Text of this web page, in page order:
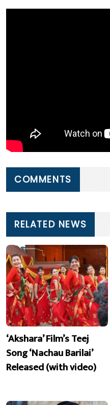
COMMENTS
RELATED NEWS
‘Akshara’ Film’s Teej
Song ‘Nachau Barilai’
Released (with video)